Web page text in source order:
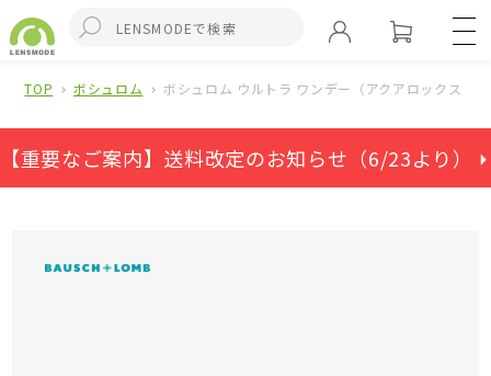
TOP ボシュロム ボシュロム ウルトラ ワンデー（アクアロックス ワ
【重要なご案内】送料改定のお知らせ（6/23より） ⏵